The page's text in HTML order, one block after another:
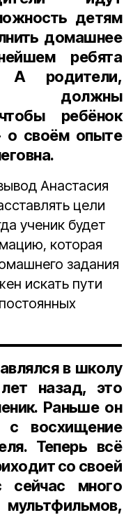
детям
домашнее
ребята
А родители,
должны
ребёнок
о своём опыте
Анастасия
цели
ученик будет
которая
задания
искать пути
в школу
назад, это
Раньше он
восхищение
Теперь всё
со своей
сейчас много